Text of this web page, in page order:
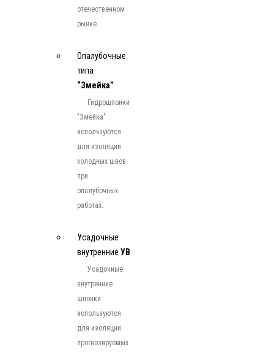
отечественном
рынке.
Опалубочные
типа
“Змейка”
Гидрошпонки
"Змейка"
используются
для изоляции
холодных швов
при
опалубочных
работах.
Усадочные
внутренние УВ
Усадочные
внутренние
шпонки
используются
для изоляции
прогнозируемых